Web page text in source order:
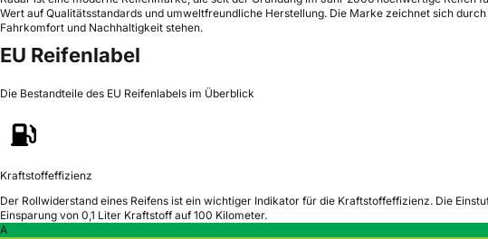
Wert auf Qualitätsstandards und umweltfreundliche Herstellung. Die Marke zeichnet sich
Fahrkomfort und Nachhaltigkeit stehen.
EU Reifenlabel
Die Bestandteile des EU Reifenlabels im Überblick
Kraftstoffeffizienz
Der Rollwiderstand eines Reifens ist ein wichtiger Indikator für die Kraftstoffeffizienz. Die
Einsparung von 0,1 Liter Kraftstoff auf 100 Kilometer.
A